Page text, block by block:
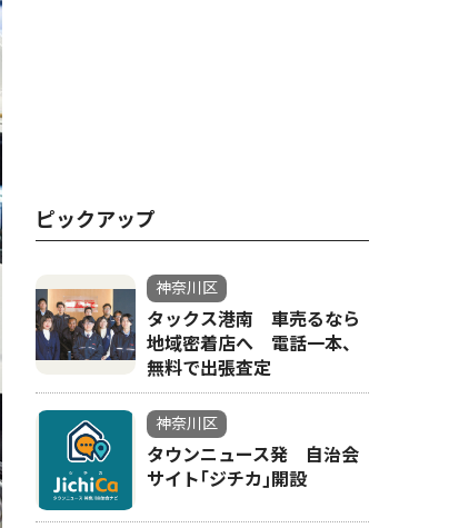
ピックアップ
神奈川区
タックス港南 車売るなら
地域密着店へ 電話一本、
無料で出張査定
神奈川区
タウンニュース発 自治会
サイト｢ジチカ｣開設